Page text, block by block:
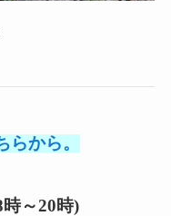
から。
時～20時)